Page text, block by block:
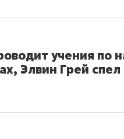
учения по
Элвин Грей